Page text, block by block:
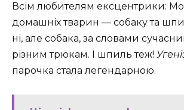
Всім любителям ексцентрики:
домашніх тварин — собаку та
ні, але собака, за словами
різним трюкам. І шпиль теж!
парочка стала легендарною.